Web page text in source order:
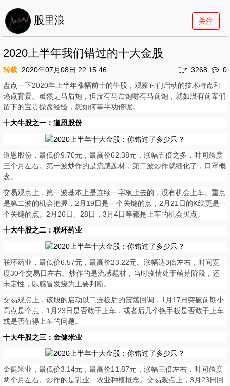
股里浪 关注
2020上半年我们错过的十大金股
转载 2020年07月08日 22:15:46 3268
0
盘点一下2020年上半年涨幅前十的牛股，观察它们启动的技术特点和
热点背景。虽然是马后炮，但没有马后炮哪有马前炮，就如没有前辈们
留下的宝贵操盘经验，您如何事半功倍呢。
十大牛股之一：道恩股份
道恩股份，最低价9.70元，最高价62.38元，涨幅五倍之多，时间跨度
三个月左右。第一波炒作的是流感题材，第二波炒作就细化了，口罩概
念。
交易观点上，第一波基本上是连续一字板上去的，没有机会上车。重点
是第二波的机会把握，2月19日是一个关键的点，2月21日的K线更是一
个关键的点。2月26日、28日，3月4日等都是上车的机会买点。
十大牛股之二：联环药业
联环药业，最低价6.57元，最高价23.22元。涨幅达3倍左右，时间宽
度30个交易日左右。炒作的是流感题材，当时疫情处于萌芽阶段，还
未定性，以感冒发烧为主要判断。
交易观点上，该股的启动以二连板后的震荡回调，1月17日突破前期小
高点是个点，1月23日是否敢于上车，或者后几个换手板是否敢于上车
或是否值得上车的问题。
十大牛股之三：金健米业
金健米业，最低价3.14元，最高价11.87元，涨幅三倍左右，时间跨度
两个月左右。炒作的是乳业、农业种植概念。交易观点上，3月23日回